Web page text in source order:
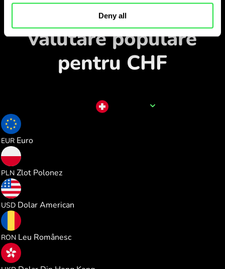
Deny all
Monitorizați perechile
valutare populare
pentru CHF
EUR Euro
PLN Zlot Polonez
USD Dolar American
RON Leu Românesc